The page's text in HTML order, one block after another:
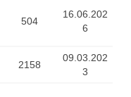
504
16.06.202
6
2158
09.03.202
3